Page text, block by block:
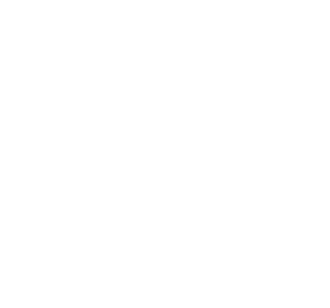
narrador durante a
saiba mais